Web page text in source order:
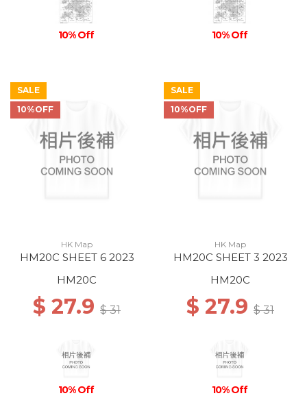
10% Off 10% Off
SALE
10%OFF
HK Map
HM20C SHEET 6 2023
HM20C
$ 27.9 $ 31
10% Off
SALE
10%OFF
HK Map
HM20C SHEET 3 2023
HM20C
$ 27.9 $ 31
10% Off